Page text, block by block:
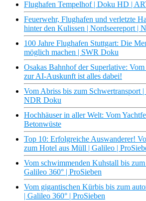
Flughafen Tempelhof | Doku HD |
Feuerwehr, Flughafen und verletzte
hinter den Kulissen | Nordseereport |
100 Jahre Flughafen Stuttgart: Die
möglich machen | SWR Doku
Osakas Bahnhof der Superlative:
zur AI-Auskunft ist alles dabei!
Vom Abriss bis zum Schwertransport
NDR Doku
Hochhäuser in aller Welt: Vom
Betonwüste
Top 10: Erfolgreiche Auswanderer!
zum Hotel aus Müll | Galileo |
Vom schwimmenden Kuhstall bis
Galileo 360° | ProSieben
Vom gigantischen Kürbis bis zum
| Galileo 360° | ProSieben